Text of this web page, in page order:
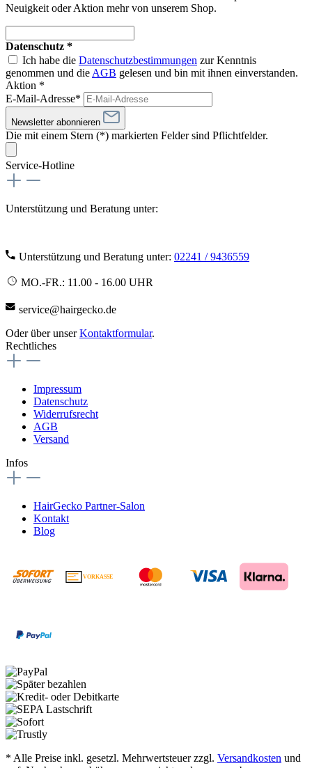
Neuigkeit oder Aktion mehr von unserem Shop.
Datenschutz *
Ich habe die Datenschutzbestimmungen zur Kenntnis
genommen und die AGB gelesen und bin mit ihnen einverstanden.
Aktion *
E-Mail-Adresse*
Newsletter abonnieren
Die mit einem Stern (*) markierten Felder sind Pflichtfelder.
Service-Hotline
Unterstützung und Beratung unter:
Unterstützung und Beratung unter: 02241 / 9436559
MO.-FR.: 11.00 - 16.00 UHR
service@hairgecko.de
Oder über unserKontaktformular.
Rechtliches
Impressum
Datenschutz
Widerrufsrecht
AGB
Versand
Infos
HairGecko Partner-Salon
Kontakt
Blog
VORKASSE
* Alle Preise inkl. gesetzl. Mehrwertsteuer zzgl. Versandkosten und